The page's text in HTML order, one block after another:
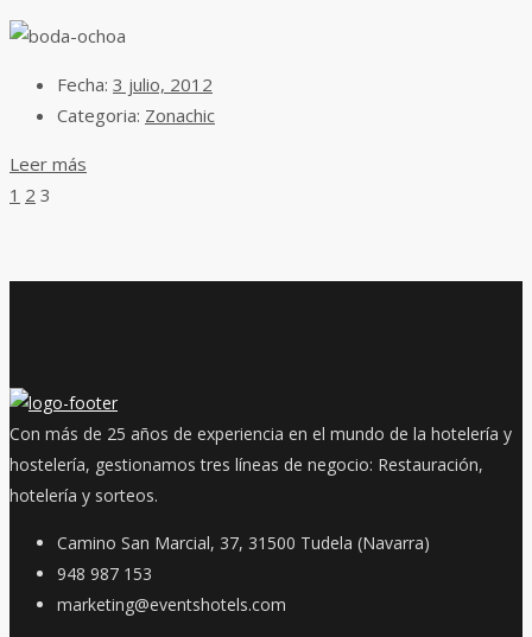
Fecha: 3 julio, 2012
Categoria: Zonachic
Leer más
1 2 3
Con más de 25 años de experiencia en el mundo de la hotelería y
hostelería, gestionamos tres líneas de negocio: Restauración,
hotelería y sorteos.
Camino San Marcial, 37, 31500 Tudela (Navarra)
948 987 153
marketing@eventshotels.com